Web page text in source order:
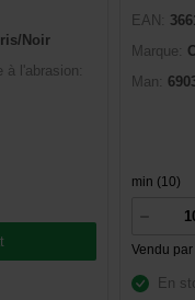
Noir
à l'abrasion:
EAN:
Marque:
Man:
min (10)
Vendu par
En